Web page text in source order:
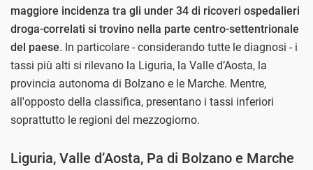
maggiore incidenza tra gli under 34 di ricoveri ospedalieri
droga-correlati si trovino nella parte centro-settentrionale
del paese. In particolare - considerando tutte le diagnosi - i
tassi più alti si rilevano la Liguria, la Valle d’Aosta, la
provincia autonoma di Bolzano e le Marche. Mentre,
all'opposto della classifica, presentano i tassi inferiori
soprattutto le regioni del mezzogiorno.
Liguria, Valle d’Aosta, Pa di Bolzano e Marche